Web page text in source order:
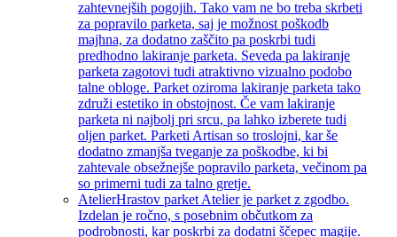
zahtevnejših pogojih. Tako vam ne bo treba skrbeti
za popravilo parketa, saj je možnost poškodb
majhna, za dodatno zaščito pa poskrbi tudi
predhodno lakiranje parketa. Seveda pa lakiranje
parketa zagotovi tudi atraktivno vizualno podobo
talne obloge. Parket oziroma lakiranje parketa tako
združi estetiko in obstojnost. Če vam lakiranje
parketa ni najbolj pri srcu, pa lahko izberete tudi
oljen parket. Parketi Artisan so troslojni, kar še
dodatno zmanjša tveganje za poškodbe, ki bi
zahtevale obsežnejše popravilo parketa, večinom pa
so primerni tudi za talno gretje.
AtelierHrastov parket Atelier je parket z zgodbo.
Izdelan je ročno, s posebnim občutkom za
podrobnosti, kar poskrbi za dodatni ščepec magije.